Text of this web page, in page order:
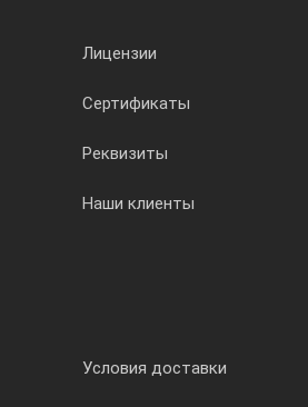
Лицензии
Сертификаты
Реквизиты
Наши клиенты
Условия доставки